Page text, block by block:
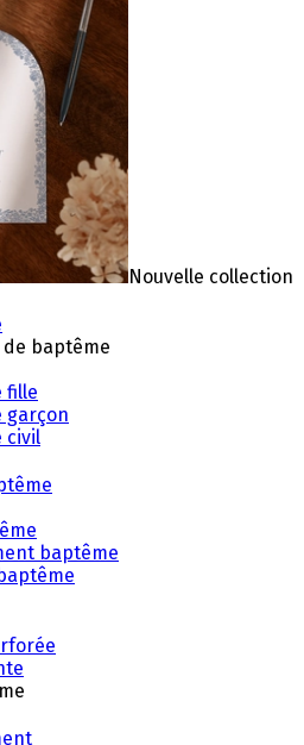
Nouvelle collection
baptême
fille
garçon
civil
baptême